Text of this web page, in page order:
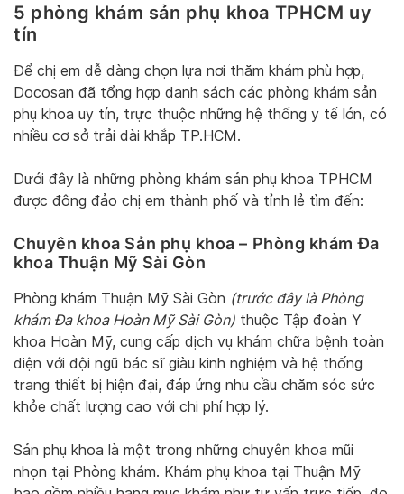
5 phòng khám sản phụ khoa TPHCM uy
tín
Để chị em dễ dàng chọn lựa nơi thăm khám phù hợp,
Docosan đã tổng hợp danh sách các phòng khám sản
phụ khoa uy tín, trực thuộc những hệ thống y tế lớn, có
nhiều cơ sở trải dài khắp TP.HCM.
Dưới đây là những phòng khám sản phụ khoa TPHCM
được đông đảo chị em thành phố và tỉnh lẻ tìm đến:
Chuyên khoa Sản phụ khoa – Phòng khám Đa
khoa Thuận Mỹ Sài Gòn
Phòng khám Thuận Mỹ Sài Gòn (trước đây là Phòng
khám Đa khoa Hoàn Mỹ Sài Gòn) thuộc Tập đoàn Y
khoa Hoàn Mỹ, cung cấp dịch vụ khám chữa bệnh toàn
diện với đội ngũ bác sĩ giàu kinh nghiệm và hệ thống
trang thiết bị hiện đại, đáp ứng nhu cầu chăm sóc sức
khỏe chất lượng cao với chi phí hợp lý.
Sản phụ khoa là một trong những chuyên khoa mũi
nhọn tại Phòng khám. Khám phụ khoa tại Thuận Mỹ